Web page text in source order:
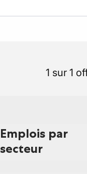
1 sur 1
Emplois par
secteur